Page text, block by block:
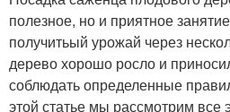
полезное, но и приятное
получитьый урожай через
дерево хорошо росло и
соблюдать определенные
этой статье мы рассмотрим все